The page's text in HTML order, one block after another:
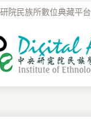
院民族所數位典藏平台